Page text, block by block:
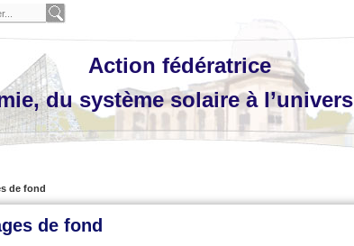
Action fédératrice
du système solaire à
de fond
de fond